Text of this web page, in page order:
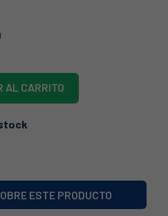
AL CARRITO
ESTE PRODUCTO